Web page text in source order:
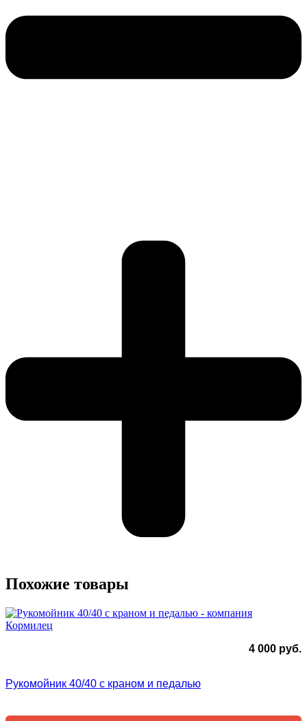
Похожие товары
4 000 руб.
Рукомойник 40/40 с краном и педалью